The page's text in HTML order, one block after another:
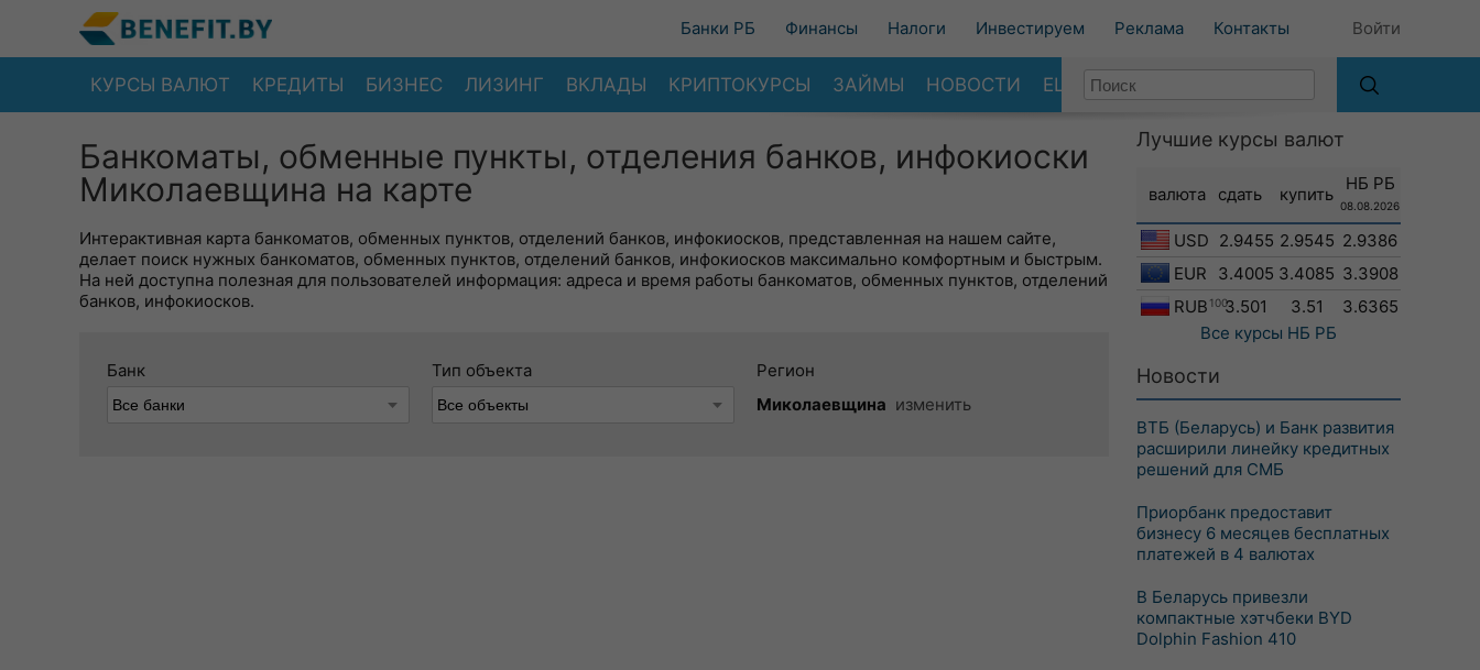
Банки РБ Финансы Налоги Инвестируем Реклама Контакты Войти
КУРСЫ ВАЛЮТ КРЕДИТЫ БИЗНЕС ЛИЗИНГ ВКЛАДЫ КРИПТОКУРСЫ ЗАЙМЫ НОВОСТИ ЕЩЕ
Банкоматы, обменные пункты, отделения банков, инфокиоски
Миколаевщина на карте
Интерактивная карта банкоматов, обменных пунктов, отделений банков, инфокиосков, представленная на нашем сайте,
делает поиск нужных банкоматов, обменных пунктов, отделений банков, инфокиосков максимально комфортным и быстрым.
На ней доступна полезная для пользователей информация: адреса и время работы банкоматов, обменных пунктов, отделений
банков, инфокиосков.
Банк Тип объекта
Регион
Миколаевщина изменить
Лучшие курсы валют
валюта сдать купить
НБ РБ
08.08.2026
USD 2.9455 2.9545 2.9386
EUR
3.4005 3.4085 3.3908
RUB 1003.501 3.51
3.6365
Все курсы НБ РБ
Новости
ВТБ (Беларусь) и Банк развития
расширили линейку кредитных
решений для СМБ
Приорбанк предоставит
бизнесу 6 месяцев бесплатных
платежей в 4 валютах
В Беларусь привезли
компактные хэтчбеки BYD
Dolphin Fashion 410